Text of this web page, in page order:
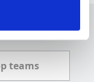
teams